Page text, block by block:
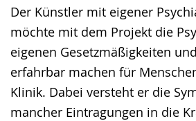
Der Künstler mit eigener
möchte mit dem Projekt die
eigenen Gesetzmäßigkeiten
erfahrbar machen für
Klinik. Dabei versteht er die
mancher Eintragungen in die